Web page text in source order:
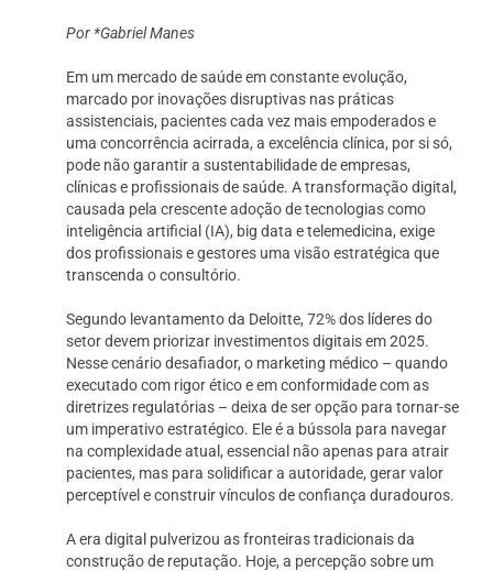
Por *Gabriel Manes
Em um mercado de saúde em constante evolução,
marcado por inovações disruptivas nas práticas
assistenciais, pacientes cada vez mais empoderados e
uma concorrência acirrada, a excelência clínica, por si só,
pode não garantir a sustentabilidade de empresas,
clínicas e profissionais de saúde. A transformação digital,
causada pela crescente adoção de tecnologias como
inteligência artificial (IA), big data e telemedicina, exige
dos profissionais e gestores uma visão estratégica que
transcenda o consultório.
Segundo levantamento da Deloitte, 72% dos líderes do
setor devem priorizar investimentos digitais em 2025.
Nesse cenário desafiador, o marketing médico – quando
executado com rigor ético e em conformidade com as
diretrizes regulatórias – deixa de ser opção para tornar-se
um imperativo estratégico. Ele é a bússola para navegar
na complexidade atual, essencial não apenas para atrair
pacientes, mas para solidificar a autoridade, gerar valor
perceptível e construir vínculos de confiança duradouros.
A era digital pulverizou as fronteiras tradicionais da
construção de reputação. Hoje, a percepção sobre um